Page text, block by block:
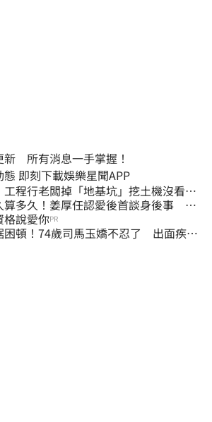
新 所有消息一手掌握！
一手掌握明星動態 即刻下載娛樂星聞APP
程行老闆掉「地基坑」挖土機沒看
他
算多久！姜厚任認愛後首談身後事
光
格說愛你PR
困頓！74歲司馬玉嬌不忍了 出面疾呼1